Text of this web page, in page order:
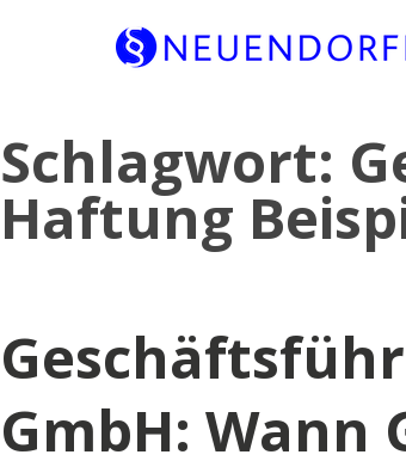
to
content
Schlagwort:
Haftung
GmbH: